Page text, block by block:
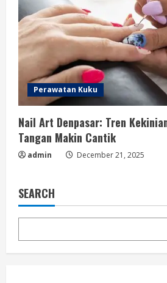
Perawatan Kuku
Nail Art Denpasar: Tren
Tangan Makin Cantik
admin December 21, 2025
SEARCH